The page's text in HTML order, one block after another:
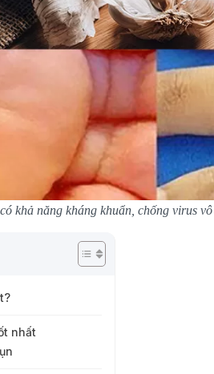
khả năng kháng khuẩn, chống virus
nhất